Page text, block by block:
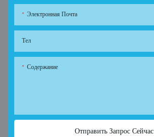
Электронная Почта
Тел
Содержание
Отправить Запрос Сейчас